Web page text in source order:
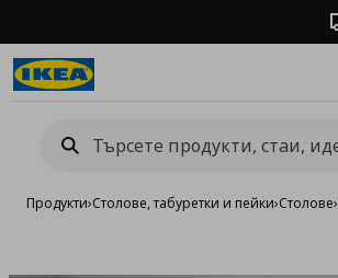
Продукти›Столове, табуретки и пейки›Столове›